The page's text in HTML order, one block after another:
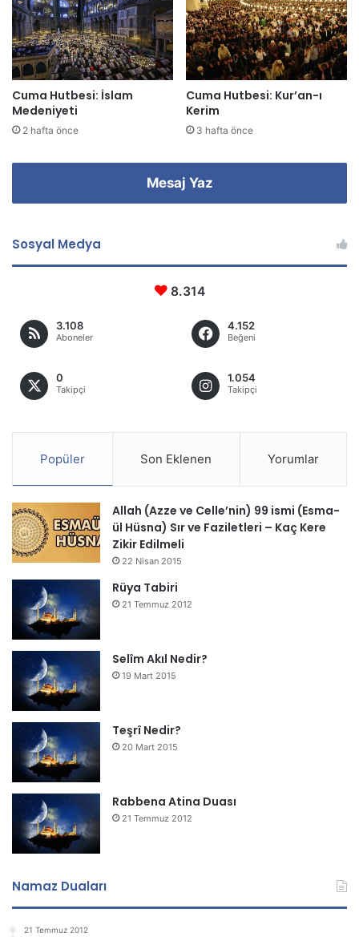
i
n
i
z
Cuma Hutbesi: İslam
Medeniyeti
2 hafta önce
Cuma Hutbesi: Kur’an-ı
Kerim
3 hafta önce
Mesaj Yaz
Sosyal Medya
8.314
3.108
Aboneler
4.152
Beğeni
0
Takipçi
1.054
Takipçi
Popüler Son Eklenen Yorumlar
Allah (Azze ve Celle’nin) 99 ismi (Esma-
ül Hüsna) Sır ve Faziletleri – Kaç Kere
Zikir Edilmeli
22 Nisan 2015
Rüya Tabiri
21 Temmuz 2012
Selîm Akıl Nedir?
19 Mart 2015
Teşrî Nedir?
20 Mart 2015
Rabbena Atina Duası
21 Temmuz 2012
Namaz Duaları
21 Temmuz 2012